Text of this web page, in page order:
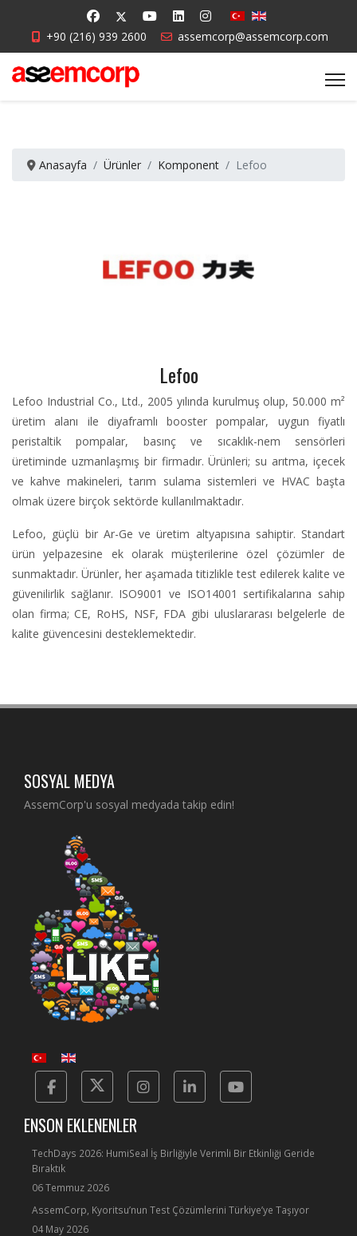
+90 (216) 939 2600 assemcorp@assemcorp.com
Anasayfa Ürünler Komponent Lefoo
Lefoo
Lefoo Industrial Co., Ltd., 2005 yılında kurulmuş olup, 50.000 m²
üretim alanı ile diyaframlı booster pompalar, uygun fiyatlı
peristaltik pompalar, basınç ve sıcaklık-nem sensörleri
üretiminde uzmanlaşmış bir firmadır. Ürünleri; su arıtma, içecek
ve kahve makineleri, tarım sulama sistemleri ve HVAC başta
olmak üzere birçok sektörde kullanılmaktadır.
Lefoo, güçlü bir Ar-Ge ve üretim altyapısına sahiptir. Standart
ürün yelpazesine ek olarak müşterilerine özel çözümler de
sunmaktadır. Ürünler, her aşamada titizlikle test edilerek kalite ve
güvenilirlik sağlanır. ISO9001 ve ISO14001 sertifikalarına sahip
olan firma; CE, RoHS, NSF, FDA gibi uluslararası belgelerle de
kalite güvencesini desteklemektedir.
SOSYAL MEDYA
AssemCorp'u sosyal medyada takip edin!
FacebookTwitterInstagramLinkedinYotube
ENSON EKLENENLER
TechDays 2026: HumiSeal İş Birliğiyle Verimli Bir Etkinliği Geride
Bıraktık
06 Temmuz 2026
AssemCorp, Kyoritsu’nun Test Çözümlerini Türkiye’ye Taşıyor
04 May 2026